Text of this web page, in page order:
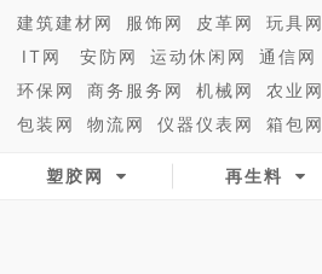
建筑建材网
服饰网 皮革网 玩具网
IT网
安防网 运动休闲网 通信网
环保网
商务服务网 机械网 农业网
包装网
物流网 仪器仪表网 箱包网
塑胶网 再生料